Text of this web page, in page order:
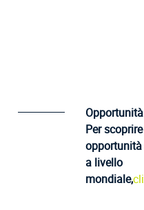
Per
a livello
mondiale,